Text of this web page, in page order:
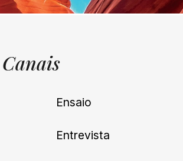
UNQUIET
Newsletter
Canais
Ensaio
Entrevista